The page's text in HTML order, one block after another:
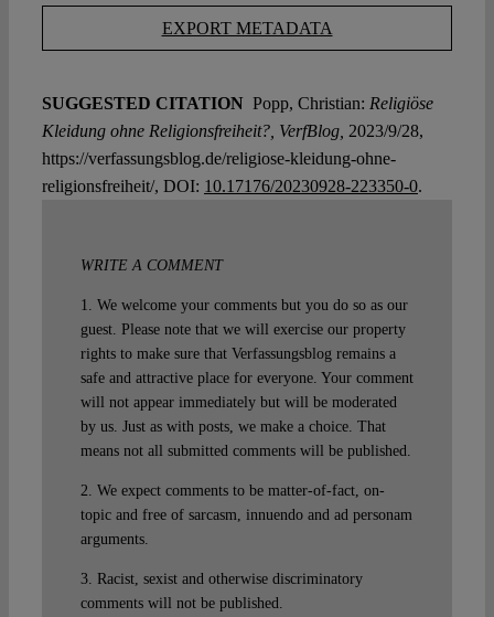
EXPORT METADATA
SUGGESTED CITATION Popp, Christian: Religiöse
Kleidung ohne Religionsfreiheit?, VerfBlog, 2023/9/28,
https://verfassungsblog.de/religiose-kleidung-ohne-
religionsfreiheit/, DOI: 10.17176/20230928-223350-0.
WRITE A COMMENT
1. We welcome your comments but you do so as our
guest. Please note that we will exercise our property
rights to make sure that Verfassungsblog remains a
safe and attractive place for everyone. Your comment
will not appear immediately but will be moderated
by us. Just as with posts, we make a choice. That
means not all submitted comments will be published.
2. We expect comments to be matter-of-fact, on-
topic and free of sarcasm, innuendo and ad personam
arguments.
3. Racist, sexist and otherwise discriminatory
comments will not be published.